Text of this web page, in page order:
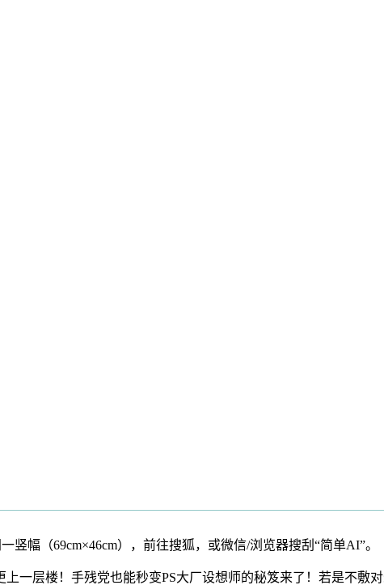
（69cm×46cm），前往搜狐，或微信/浏览器搜刮“简单AI”。
层楼！手残党也能秒变PS大厂设想师的秘笈来了！若是不敷对